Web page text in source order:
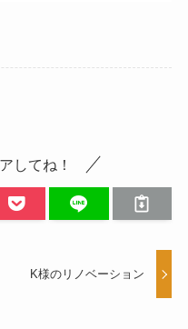
してね！
K様のリノベーション